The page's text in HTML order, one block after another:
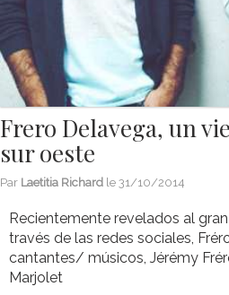
Frero Delavega, un
sur oeste
Par Laetitia Richard le 31/10/2014
Recientemente revelados al
través de las redes sociales,
cantantes/ músicos, Jérémy
Marjolet